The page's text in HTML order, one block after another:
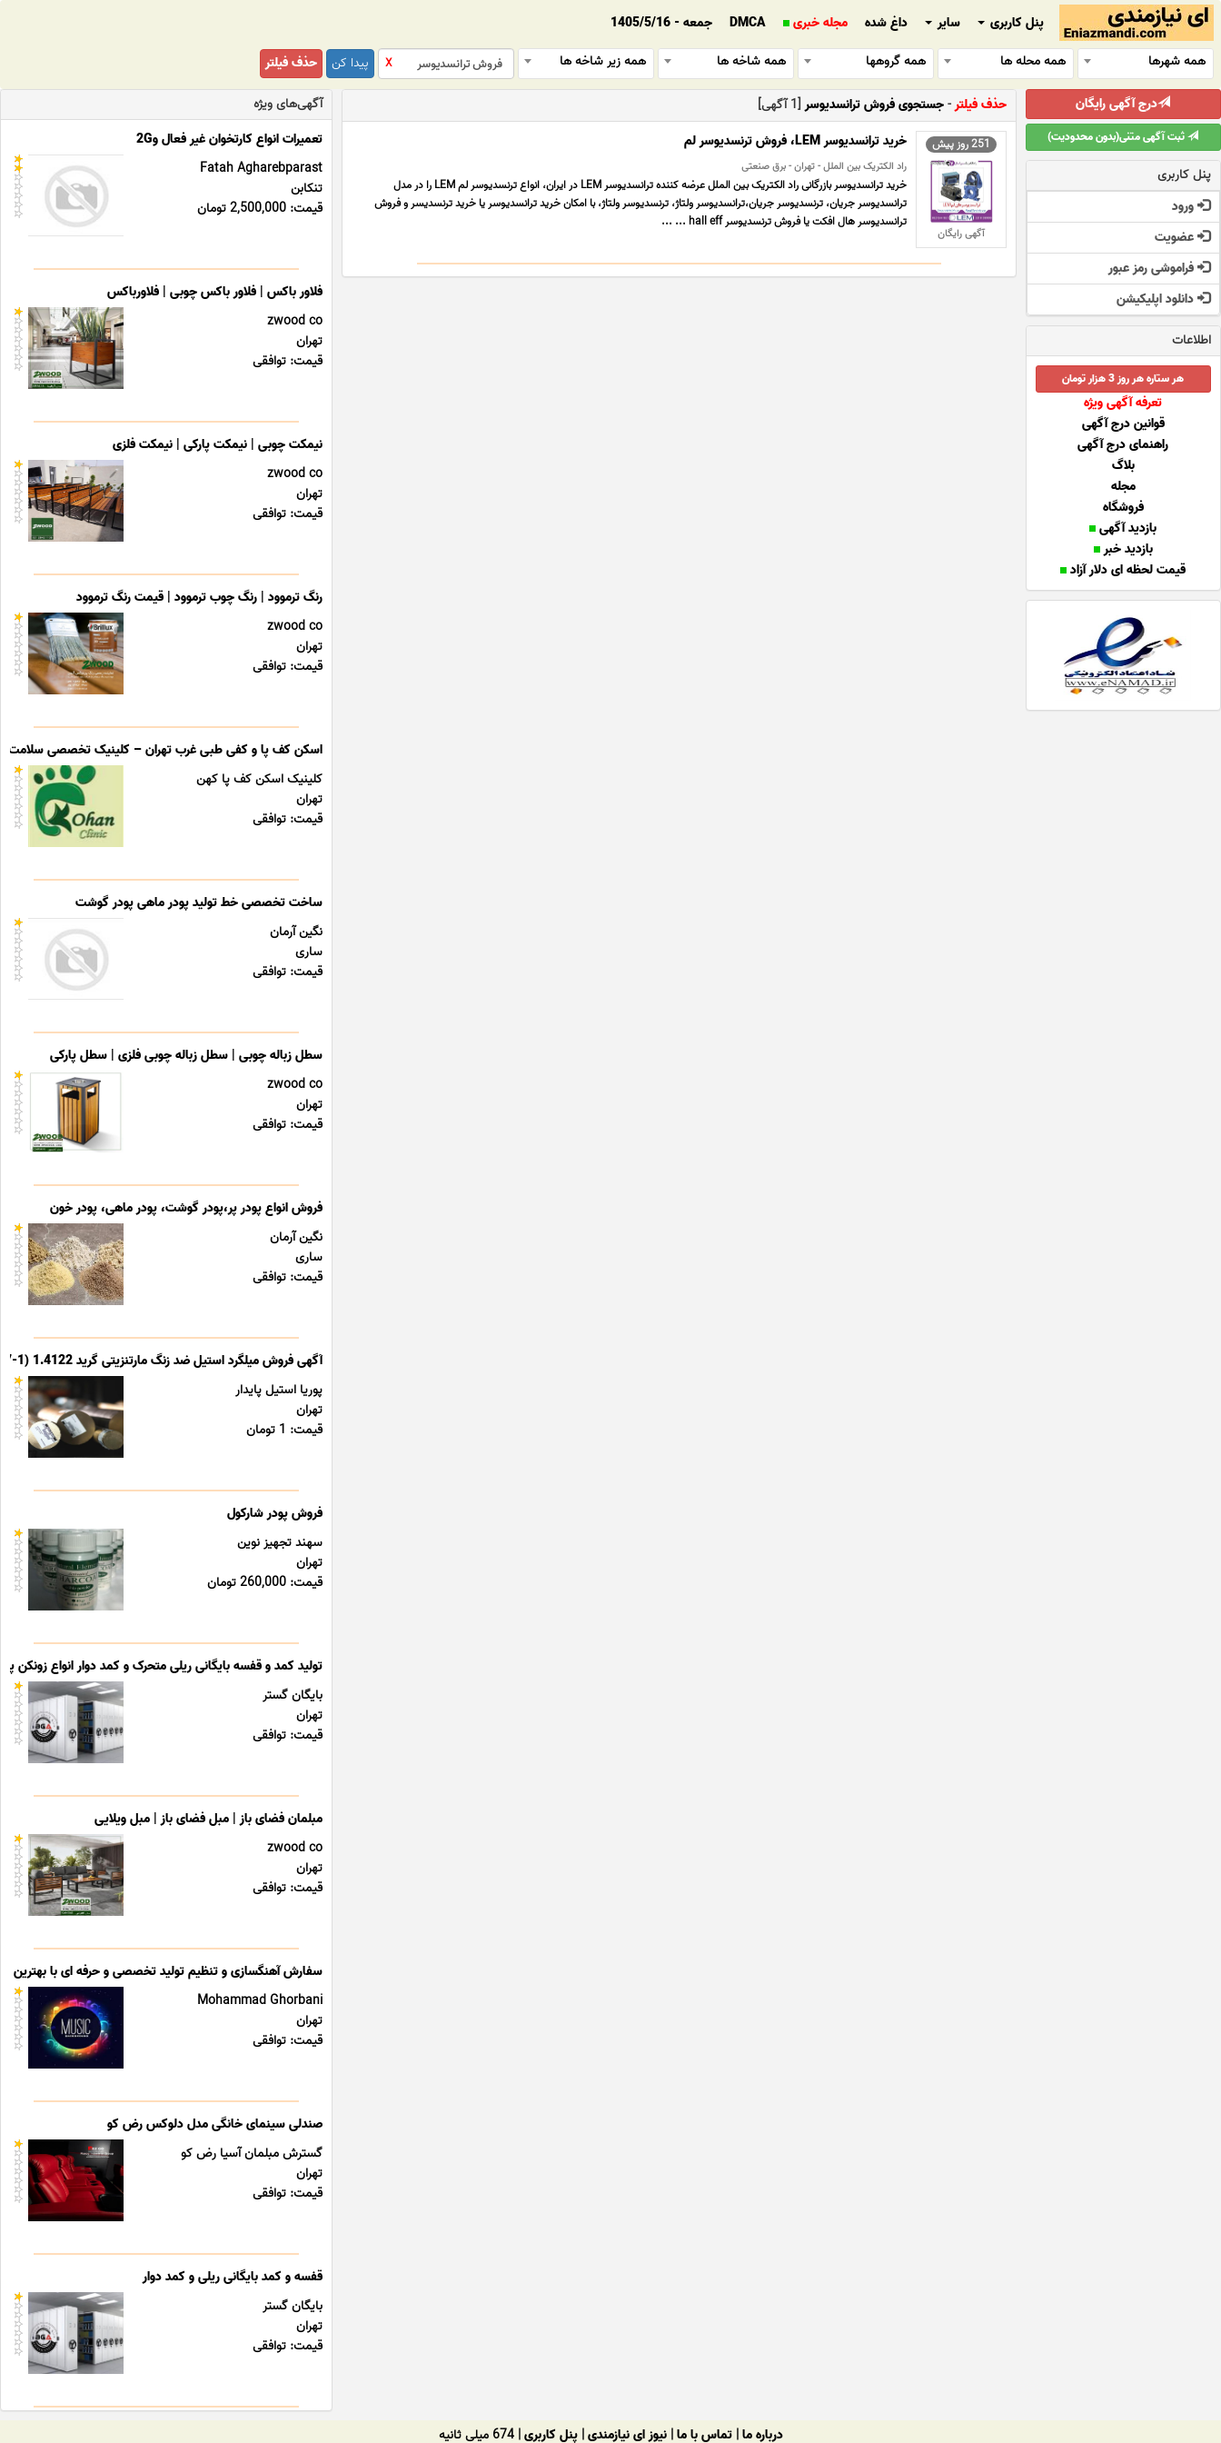
پنل کاربری سایر داغ شده مجله خبری DMCA
جمعه - 1405/5/16
همه شهرها
همه محله ها همه گروهها همه شاخه ها همه زیر شاخه ها X پیدا کن
حذف فیلتر
حذف فیلتر-جستجوی فروش ترانسدیوسر[1 آگهی]
251 روز پیش
آگهی رایگان
خرید ترانسدیوسر LEM، فروش ترنسدیوسر لم
راد الکتریک بین الملل - تهران - برق صنعتی
خرید ترانسدیوسر بازرگانی راد الکتریک بین الملل عرضه کننده ترانسدیوسر LEM در ایران، انواع ترنسدیوسر لم LEM را در مدل
ترانسدیوسر جریان، ترنسدیوسر جریان،ترانسدیوسر ولتاژ، ترنسدیوسر ولتاژ، با امکان خرید ترانسدیوسر یا خرید ترنسدیسر و فروش
ترانسدیوسر هال افکت یا فروش ترنسدیوسر hall eff ... ...
آگهی‌های ویژه
تعمیرات انواع کارتخوان غیر فعال و2G
Fatah Agharebparast
تنکابن
قیمت: 2,500,000 تومان
فلاور باکس | فلاور باکس چوبی | فلاورباکس
zwood co
تهران
قیمت: توافقی
نیمکت چوبی | نیمکت پارکی | نیمکت فلزی
zwood co
تهران
قیمت: توافقی
رنگ ترموود | رنگ چوب ترموود | قیمت رنگ ترموود
zwood co
تهران
قیمت: توافقی
اسکن کف پا و کفی طبی غرب تهران – کلینیک تخصصی سلامت
کلینیک اسکن کف پا کهن
تهران
قیمت: توافقی
ساخت تخصصی خط تولید پودر ماهی پودر گوشت
نگین آرمان
ساری
قیمت: توافقی
سطل زباله چوبی | سطل زباله چوبی فلزی | سطل پارکی
zwood co
تهران
قیمت: توافقی
فروش انواع پودر پر،پودر گوشت، پودر ماهی، پودر خون
نگین آرمان
ساری
قیمت: توافقی
آگهی فروش میلگرد استیل ضد زنگ مارتنزیتی گرید 1.4122 (X39CrMo17-1)
پوریا استیل پایدار
تهران
قیمت: 1 تومان
فروش پودر شارکول
سهند تجهیز نوین
تهران
قیمت: 260,000 تومان
تولید کمد و قفسه بایگانی ریلی متحرک و کمد دوار انواع زونکن
بایگان گستر
تهران
قیمت: توافقی
مبلمان فضای باز | مبل فضای باز | مبل ویلایی
zwood co
تهران
قیمت: توافقی
سفارش آهنگسازی و تنظیم تولید تخصصی و حرفه ای با بهترین
Mohammad Ghorbani
تهران
قیمت: توافقی
صندلی سینمای خانگی مدل دلوکس رض کو
گسترش مبلمان آسیا رض کو
تهران
قیمت: توافقی
قفسه و کمد بایگانی ریلی و کمد دوار
بایگان گستر
تهران
قیمت: توافقی
درج آگهی رایگان
ثبت آگهی متنی(بدون محدودیت)
پنل کاربری
ورود
عضویت
فراموشی رمز عبور
دانلود اپلیکیشن
اطلاعات
هر ستاره هر روز 3 هزار تومان
تعرفه آگهی ویژه
قوانین درج آگهی
راهنمای درج آگهی
بلاگ
مجله
فروشگاه
بازدید آگهی
بازدید خبر
قیمت لحظه ای دلار آزاد
درباره ما|تماس با ما|نیوز ای نیازمندی|پنل کاربری| 674 میلی ثانیه